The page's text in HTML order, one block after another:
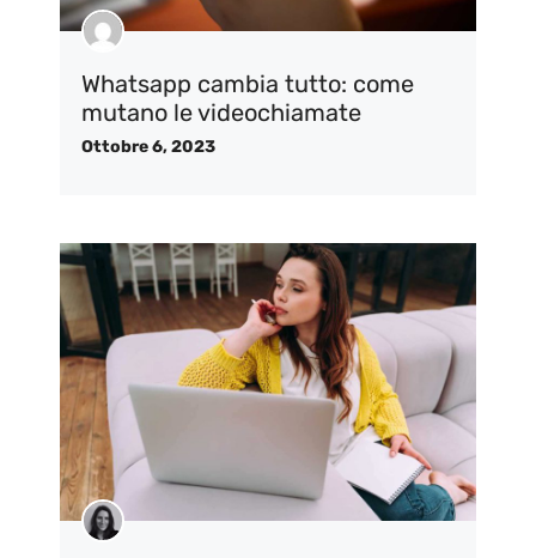
Whatsapp cambia tutto: come
mutano le videochiamate
Ottobre 6, 2023